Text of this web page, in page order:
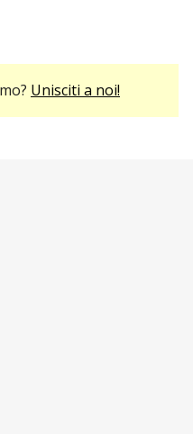
Unisciti a noi!